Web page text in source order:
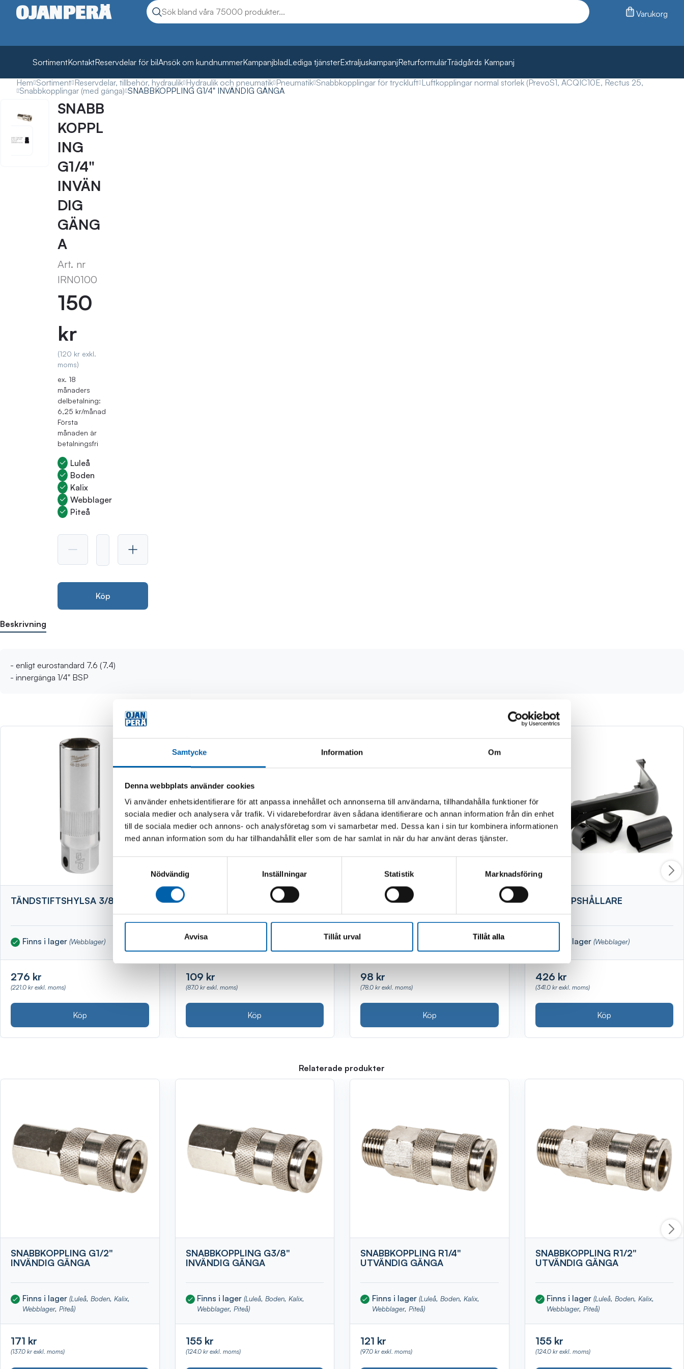
Samtycke Information Om
Denna webbplats använder cookies
Vi använder enhetsidentifierare för att anpassa innehållet och annonserna till användarna, tillhandahålla funktioner för
sociala medier och analysera vår trafik. Vi vidarebefordrar även sådana identifierare och annan information från din enhet
till de sociala medier och annons- och analysföretag som vi samarbetar med. Dessa kan i sin tur kombinera informationen
med annan information som du har tillhandahållit eller som de har samlat in när du har använt deras tjänster.
Nödvändig
Inställningar Statistik Marknadsföring
Avvisa Tillåt urval Tillåt alla
Sök produkter
Sök Varukorg
SortimentKontaktReservdelar för bilAnsök om kundnummerKampanjbladLediga tjänsterExtraljuskampanjReturformulärTrädgårds Kampanj
Hem Sortiment Reservdelar, tillbehör, hydraulik Hydraulik och pneumatik Pneumatik Snabbkopplingar för tryckluft Luftkopplingar normal storlek (PrevoS1, ACQIC10E, Rectus 25,
Snabbkopplingar (med gänga) SNABBKOPPLING G1/4" INVÄNDIG GÄNGA
SNABB
KOPPL
ING
G1/4"
INVÄN
DIG
GÄNG
A
Art. nr
IRN0100
150
kr
(120 kr exkl.
moms)
ex. 18
månaders
delbetalning:
6,25 kr/månad
Första
månaden är
betalningsfri
Luleå
Boden
Kalix
Webblager
Piteå
Köp
Beskrivning
- enligt eurostandard 7.6 (7.4)
- innergänga 1/4" BSP
TÄNDSTIFTSHYLSA 3/8 16MM
Finns i lager (Webblager)
276 kr
(221.0 kr exkl. moms)
Köp
KLOKOPPLING 1" MED
Finns i lager
109 kr
(87.0 kr exkl. moms)
Köp
KLOKOPPLING 1" FÖR 3/4
98 kr
(78.0 kr exkl. moms)
Köp
REDSKAPSHÅLLARE
Finns i lager(Webblager)
426 kr
(341.0 kr exkl. moms)
Köp
Relaterade produkter
SNABBKOPPLING G1/2"
INVÄNDIG GÄNGA
Finns i lager (Luleå, Boden, Kalix,
Webblager, Piteå)
171 kr
(137.0 kr exkl. moms)
SNABBKOPPLING G3/8"
INVÄNDIG GÄNGA
Finns i lager(Luleå, Boden, Kalix,
Webblager, Piteå)
155 kr
(124.0 kr exkl. moms)
SNABBKOPPLING R1/4"
UTVÄNDIG GÄNGA
Finns i lager (Luleå, Boden, Kalix,
Webblager, Piteå)
121 kr
(97.0 kr exkl. moms)
SNABBKOPPLING R1/2"
UTVÄNDIG GÄNGA
Finns i lager(Luleå, Boden, Kalix,
Webblager, Piteå)
155 kr
(124.0 kr exkl. moms)